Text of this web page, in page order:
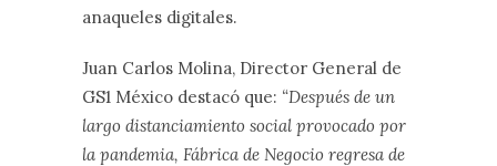
anaqueles digitales.
Juan Carlos Molina, Director General de
GS1 México destacó que: “Después de un
largo distanciamiento social provocado por
la pandemia, Fábrica de Negocio regresa de